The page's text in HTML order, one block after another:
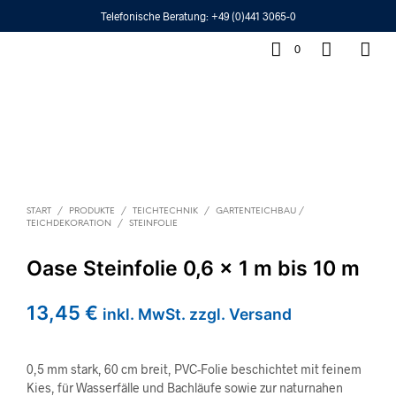
Telefonische Beratung: +49 (0)441 3065-0
0
START / PRODUKTE / TEICHTECHNIK /
GARTENTEICHBAU /
TEICHDEKORATION
/ STEINFOLIE
Oase Steinfolie 0,6 x 1 m bis 10 m
13,45 € inkl. MwSt. zzgl. Versand
0,5 mm stark, 60 cm breit, PVC-Folie beschichtet mit feinem
Kies, für Wasserfälle und Bachläufe sowie zur naturnahen